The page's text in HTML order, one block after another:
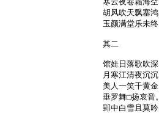
胡风吹天飘塞鸿
玉颜满堂乐未终
其二
馆娃日落歌吹
月寒江清夜沉沉
美人一笑千黄金
垂罗舞□扬哀音
郢中白雪且莫吟